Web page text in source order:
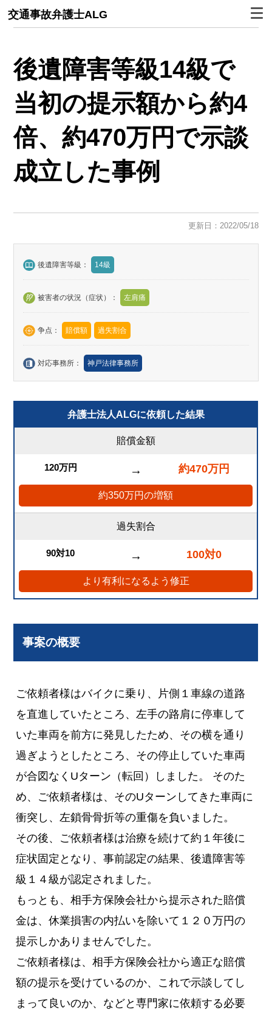
交通事故弁護士ALG
後遺障害等級14級で
当初の提示額から約4
倍、約470万円で示談
成立した事例
更新日：2022/05/18
後遺障害等級： 14級
被害者の状況（症状）： 左肩痛
争点： 賠償額 過失割合
対応事務所： 神戸法律事務所
弁護士法人ALGに依頼した結果
賠償金額
120万円 → 約470万円
約350万円の増額
過失割合
90対10 → 100対0
より有利になるよう修正
事案の概要
ご依頼者様はバイクに乗り、片側１車線の道路
を直進していたところ、左手の路肩に停車して
いた車両を前方に発見したため、その横を通り
過ぎようとしたところ、その停止していた車両
が合図なくUターン（転回）しました。 そのた
め、ご依頼者様は、そのUターンしてきた車両に
衝突し、左鎖骨骨折等の重傷を負いました。
その後、ご依頼者様は治療を続けて約１年後に
症状固定となり、事前認定の結果、後遺障害等
級１４級が認定されました。
もっとも、相手方保険会社から提示された賠償
金は、休業損害の内払いを除いて１２０万円の
提示しかありませんでした。
ご依頼者様は、相手方保険会社から適正な賠償
額の提示を受けているのか、これで示談してし
まって良いのか、などと専門家に依頼する必要